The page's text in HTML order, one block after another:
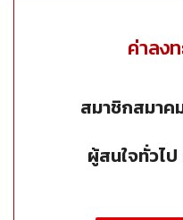
ค่าลง
สมาชิกสมาค
ผู้สนใจทั่วไป